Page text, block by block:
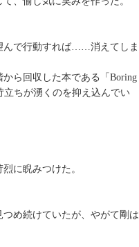
んで行動すれば……消えてしま
ら回収した本である「Boring
立ちが湧くのを抑え込んでい
に睨みつけた。
め続けていたが、やがて剛は